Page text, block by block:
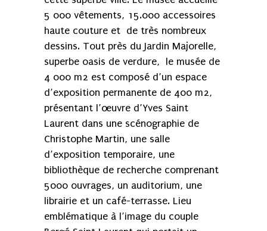
5 000 vêtements, 15.000 accessoires
haute couture et de très nombreux
dessins. Tout près du Jardin Majorelle,
superbe oasis de verdure, le musée de
4 000 m2 est composé d’un espace
d’exposition permanente de 400 m2,
présentant l’œuvre d’Yves Saint
Laurent dans une scénographie de
Christophe Martin, une salle
d’exposition temporaire, une
bibliothèque de recherche comprenant
5000 ouvrages, un auditorium, une
librairie et un café-terrasse. Lieu
emblématique à l’image du couple